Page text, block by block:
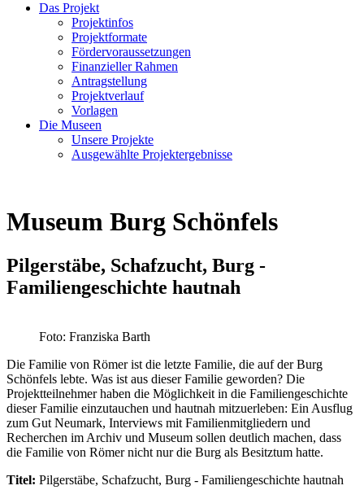
Das Projekt
Projektinfos
Projektformate
Fördervoraussetzungen
Finanzieller Rahmen
Antragstellung
Projektverlauf
Vorlagen
Die Museen
Unsere Projekte
Ausgewählte Projektergebnisse
Museum Burg Schönfels
Pilgerstäbe, Schafzucht, Burg -
Familiengeschichte hautnah
Foto: Franziska Barth
Die Familie von Römer ist die letzte Familie, die auf der Burg
Schönfels lebte. Was ist aus dieser Familie geworden? Die
Projektteilnehmer haben die Möglichkeit in die Familiengeschichte
dieser Familie einzutauchen und hautnah mitzuerleben: Ein Ausflug
zum Gut Neumark, Interviews mit Familienmitgliedern und
Recherchen im Archiv und Museum sollen deutlich machen, dass
die Familie von Römer nicht nur die Burg als Besitztum hatte.
Titel: Pilgerstäbe, Schafzucht, Burg - Familiengeschichte hautnah